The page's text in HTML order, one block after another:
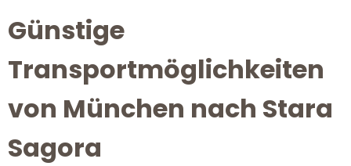
Günstige
Transportmöglichkeiten
von München nach Stara
Sagora